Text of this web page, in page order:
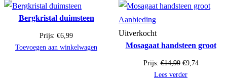
Bergkristal duimsteen
Prijs: €6,99
Toevoegen aan winkelwagen
AanbiedingProduct
in
de
uitverkoop
Uitverkocht
Mosagaat handsteen groot
Prijs:€14,99
prijs
€9,74Huidige
Lees verder